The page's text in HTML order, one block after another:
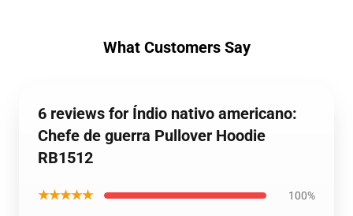
What Customers Say
6 reviews for Índio nativo americano:
Chefe de guerra Pullover Hoodie
RB1512
★★★★★ 100%